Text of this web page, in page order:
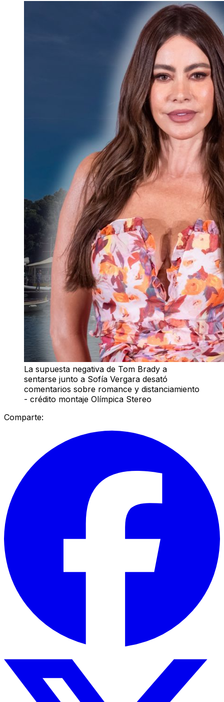
La supuesta negativa de Tom Brady a
sentarse junto a Sofía Vergara desató
comentarios sobre romance y distanciamiento
- crédito montaje Olímpica Stereo
Comparte: